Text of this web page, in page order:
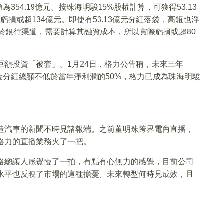
354.19億元。按珠海明駿15%股權計算，可獲得53.13
損或超134億元。即使有53.13億元分紅落袋，高瓴也浮
銀行渠道，需要計算其融資成本，所以實際虧損或超80
投資「被套」。1月24日，格力公告稱，未來三年
紅總額不低於當年淨利潤的50%，格力已成為珠海明駿
車的新聞不時見諸報端。之前董明珠跨界電商直播，
的直播業務火了一把。
讓人感覺慢了一拍，有點有心無力的感覺，目前公司
也反映了市場的這種擔憂。未來轉型何時見成效，且